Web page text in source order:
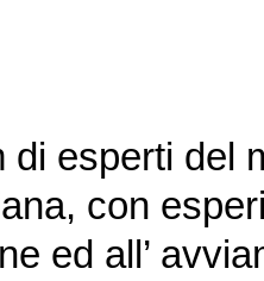
di esperti del
con
ed all’